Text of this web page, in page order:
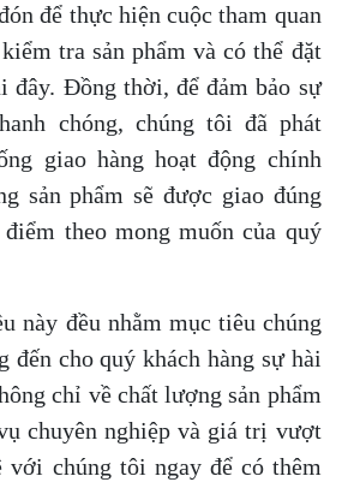
để thực hiện cuộc tham quan
tra sản phẩm và có thể đặt
đây. Đồng thời, để đảm bảo sự
chóng, chúng tôi đã phát
giao hàng hoạt động chính
sản phẩm sẽ được giao đúng
theo mong muốn của quý
này đều nhằm mục tiêu chúng
đến cho quý khách hàng sự hài
chỉ về chất lượng sản phẩm
chuyên nghiệp và giá trị vượt
chúng tôi ngay để có thêm